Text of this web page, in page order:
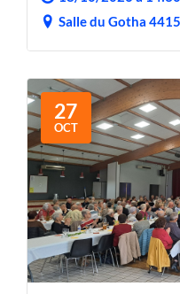
Salle du Gotha
27
OCT